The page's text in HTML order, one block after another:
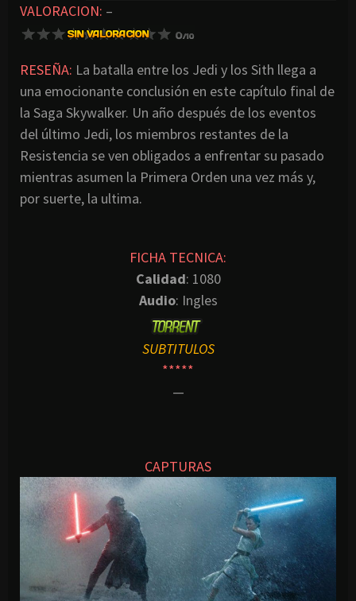
VALORACION: –
RESEÑA: La batalla entre los Jedi y los Sith llega a
una emocionante conclusión en este capítulo final de
la Saga Skywalker. Un año después de los eventos
del último Jedi, los miembros restantes de la
Resistencia se ven obligados a enfrentar su pasado
mientras asumen la Primera Orden una vez más y,
por suerte, la ultima.
FICHA TECNICA:
Calidad: 1080
Audio: Ingles
SUBTITULOS
*****
—
CAPTURAS